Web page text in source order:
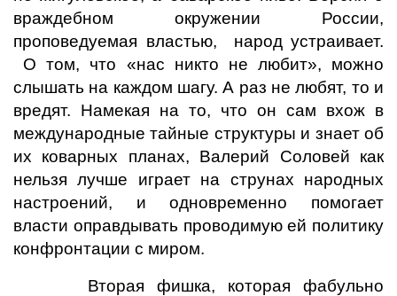
враждебном окружении России,
проповедуемая властью, народ устраивает.
О том, что «нас никто не любит», можно
слышать на каждом шагу. А раз не любят, то и
вредят. Намекая на то, что он сам вхож в
международные тайные структуры и знает об
их коварных планах, Валерий Соловей как
нельзя лучше играет на струнах народных
настроений, и одновременно помогает
власти оправдывать проводимую ей политику
конфронтации с миром.
Вторая фишка, которая фабульно